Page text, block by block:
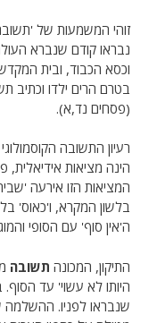
זוהי המשמעות של
נבראו קודם שנברא
וכסא הכבוד, ובית
בטרם הרים ילדו וכתיב
(פסחים נד,א).
רעיון התשובה
הינה מציאות
המציאות הזו אירעה
בלשון המקרא, ו'כאוס'
ה'אין סוף' עם הסופי
התיקון, המכונה תשובה
היותו לא עשוי' עד
שנבראו לפניו. ההשלמה